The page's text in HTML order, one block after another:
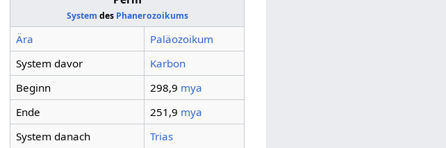
System des Phanerozoikums
Ära
Paläozoikum
System davor
Karbon
Beginn
298,9 mya
Ende
251,9 mya
System danach
Trias